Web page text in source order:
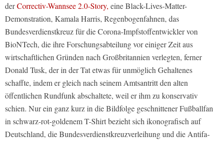
derCorrectiv-Wannsee 2.0-Story, eine Black-Lives-Matter-
Demonstration, Kamala Harris, Regenbogenfahnen, das
Bundesverdienstkreuz für die Corona-Impfstoffentwickler von
BioNTech, die ihre Forschungsabteilung vor einiger Zeit aus
wirtschaftlichen Gründen nach Großbritannien verlegten, ferner
Donald Tusk, der in der Tat etwas für unmöglich Gehaltenes
schaffte, indem er gleich nach seinem Amtsantritt den alten
öffentlichen Rundfunk abschaltete, weil er ihm zu konservativ
schien. Nur ein ganz kurz in die Bildfolge geschnittener Fußballfan
in schwarz-rot-goldenem T-Shirt bezieht sich ikonografisch auf
Deutschland, die Bundesverdienstkreuzverleihung und die Antifa-